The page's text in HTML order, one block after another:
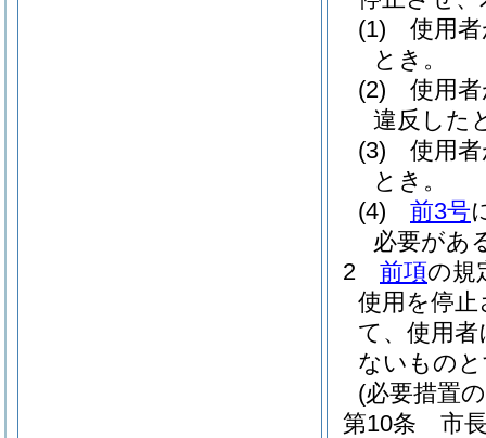
(1)
使用
とき。
(2)
使用
違反した
(3)
使用
とき。
(4)
前3号
必要があ
2
前項の規
使用を停
て、使用
ないもの
(必要措置
第10条
市